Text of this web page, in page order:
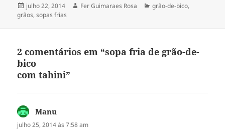
Publicado
em
julho 22, 2014 Autor
Fer Guimaraes Rosa Categorias
grão-de-bico,
grãos,sopas frias
2 comentários em “sopa fria de grão-de-
bico
com tahini”
Manu
julho 25, 2014 às 7:58 am